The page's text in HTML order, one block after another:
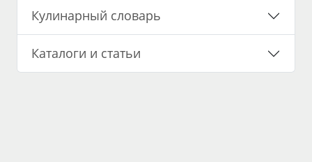
Кулинарный словарь
Каталоги и статьи